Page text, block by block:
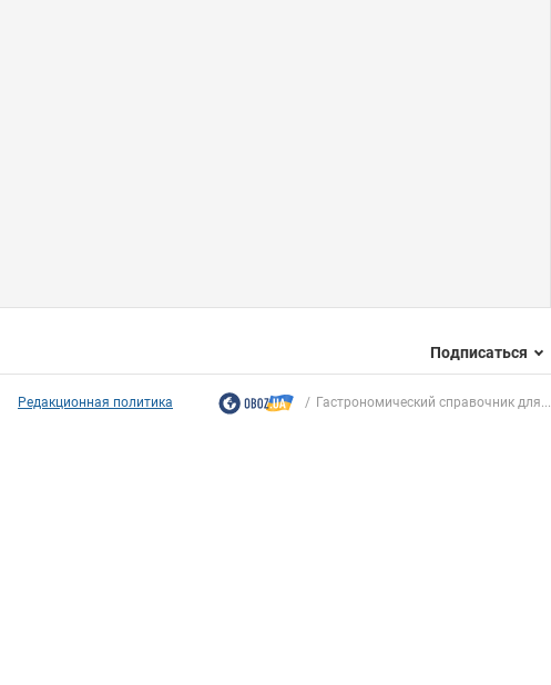
Подписаться
Редакционная политика Гастрономический справочник для...